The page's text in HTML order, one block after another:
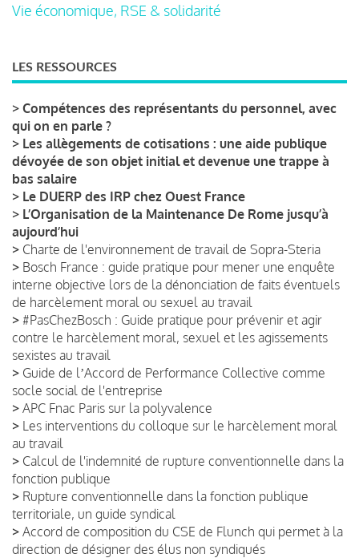
Vie économique, RSE & solidarité
LES RESSOURCES
> Compétences des représentants du personnel, avec
qui on en parle ?
> Les allègements de cotisations : une aide publique
dévoyée de son objet initial et devenue une trappe à
bas salaire
> Le DUERP des IRP chez Ouest France
> L’Organisation de la Maintenance De Rome jusqu’à
aujourd’hui
> Charte de l'environnement de travail de Sopra-Steria
> Bosch France : guide pratique pour mener une enquête
interne objective lors de la dénonciation de faits éventuels
de harcèlement moral ou sexuel au travail
> #PasChezBosch : Guide pratique pour prévenir et agir
contre le harcèlement moral, sexuel et les agissements
sexistes au travail
> Guide de lʼAccord de Performance Collective comme
socle social de l'entreprise
> APC Fnac Paris sur la polyvalence
> Les interventions du colloque sur le harcèlement moral
au travail
> Calcul de l'indemnité de rupture conventionnelle dans la
fonction publique
> Rupture conventionnelle dans la fonction publique
territoriale, un guide syndical
> Accord de composition du CSE de Flunch qui permet à la
direction de désigner des élus non syndiqués